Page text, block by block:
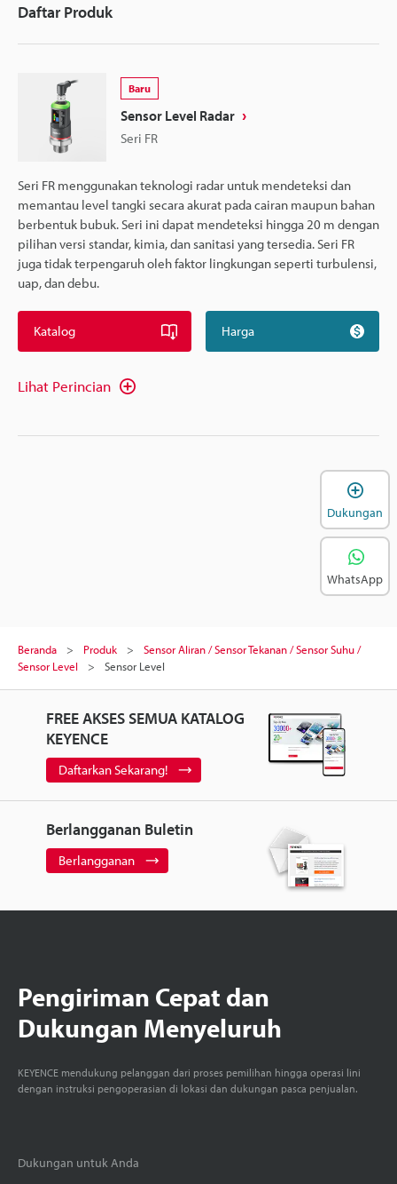
Daftar Produk
Baru
Sensor Level Radar
Seri FR
Seri FR menggunakan teknologi radar untuk mendeteksi dan
memantau level tangki secara akurat pada cairan maupun bahan
berbentuk bubuk. Seri ini dapat mendeteksi hingga 20 m dengan
pilihan versi standar, kimia, dan sanitasi yang tersedia. Seri FR
juga tidak terpengaruh oleh faktor lingkungan seperti turbulensi,
uap, dan debu.
Katalog Harga
Lihat Perincian
Beranda Produk
Sensor Aliran / Sensor Tekanan / Sensor Suhu /
Sensor Level
Sensor Level
FREE AKSES SEMUA KATALOG
KEYENCE
Daftarkan Sekarang!
Berlangganan Buletin
Berlangganan
Pengiriman Cepat dan
Dukungan Menyeluruh
KEYENCE mendukung pelanggan dari proses pemilihan hingga operasi lini
dengan instruksi pengoperasian di lokasi dan dukungan pasca penjualan.
Dukungan untuk Anda
Dukungan
WhatsApp